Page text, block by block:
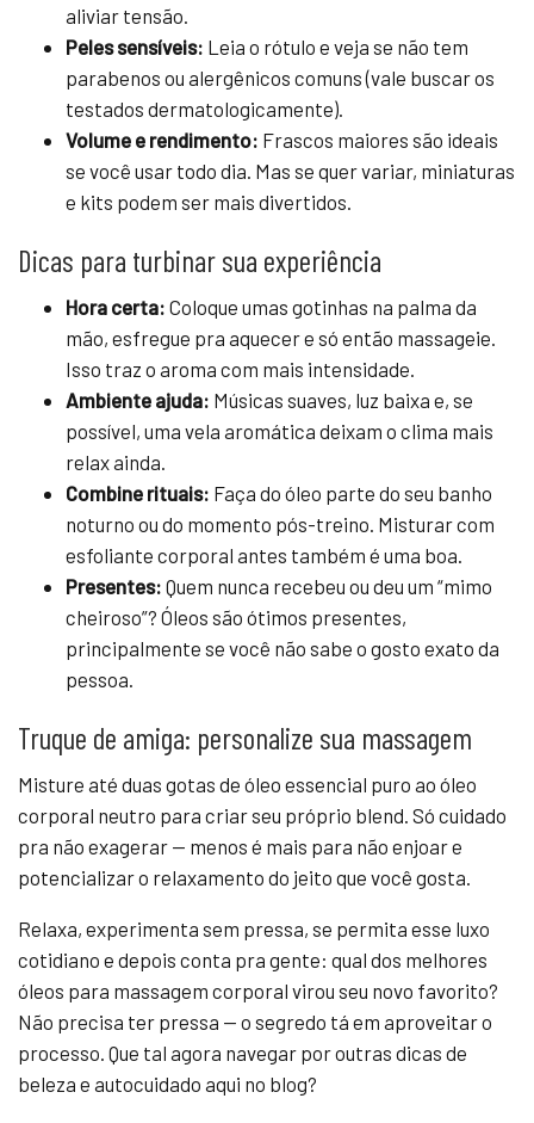
aliviar tensão.
Peles sensíveis: Leia o rótulo e veja se não tem
parabenos ou alergênicos comuns (vale buscar os
testados dermatologicamente).
Volume e rendimento: Frascos maiores são ideais
se você usar todo dia. Mas se quer variar, miniaturas
e kits podem ser mais divertidos.
Dicas para turbinar sua experiência
Hora certa: Coloque umas gotinhas na palma da
mão, esfregue pra aquecer e só então massageie.
Isso traz o aroma com mais intensidade.
Ambiente ajuda: Músicas suaves, luz baixa e, se
possível, uma vela aromática deixam o clima mais
relax ainda.
Combine rituais: Faça do óleo parte do seu banho
noturno ou do momento pós-treino. Misturar com
esfoliante corporal antes também é uma boa.
Presentes: Quem nunca recebeu ou deu um “mimo
cheiroso”? Óleos são ótimos presentes,
principalmente se você não sabe o gosto exato da
pessoa.
Truque de amiga: personalize sua massagem
Misture até duas gotas de óleo essencial puro ao óleo
corporal neutro para criar seu próprio blend. Só cuidado
pra não exagerar — menos é mais para não enjoar e
potencializar o relaxamento do jeito que você gosta.
Relaxa, experimenta sem pressa, se permita esse luxo
cotidiano e depois conta pra gente: qual dos melhores
óleos para massagem corporal virou seu novo favorito?
Não precisa ter pressa — o segredo tá em aproveitar o
processo. Que tal agora navegar por outras dicas de
beleza e autocuidado aqui no blog?